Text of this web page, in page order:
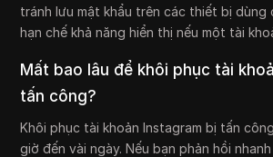
tránh lưu mật khẩu trên các thiết bị dùng
hạn chế khả năng hiển thị nếu một tài
Mất bao lâu để khôi phục tài
tấn công?
Khôi phục tài khoản Instagram bị tấn
giờ đến vài ngày. Nếu bạn phản hồi